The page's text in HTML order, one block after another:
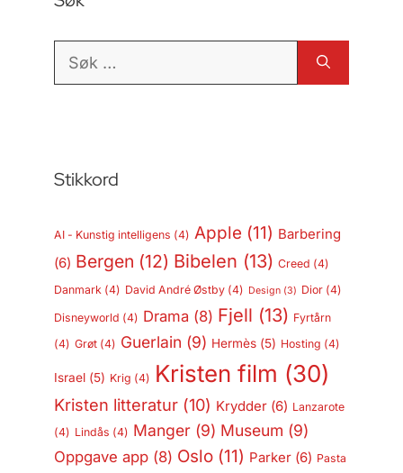
Søk
Stikkord
AI - Kunstig intelligens (4) Apple (11) Barbering
(6) Bergen (12) Bibelen (13) Creed (4)
Danmark(4) David André Østby(4) Design(3) Dior(4)
Disneyworld (4) Drama (8) Fjell (13) Fyrtårn
(4) Grøt(4) Guerlain (9) Hermès(5) Hosting (4)
Israel(5) Krig (4) Kristen film (30)
Kristen litteratur(10) Krydder(6) Lanzarote
(4) Lindås (4) Manger(9) Museum (9)
Oppgave app(8) Oslo(11) Parker(6) Pasta